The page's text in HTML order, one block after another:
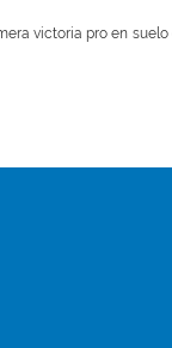
victoria pro en